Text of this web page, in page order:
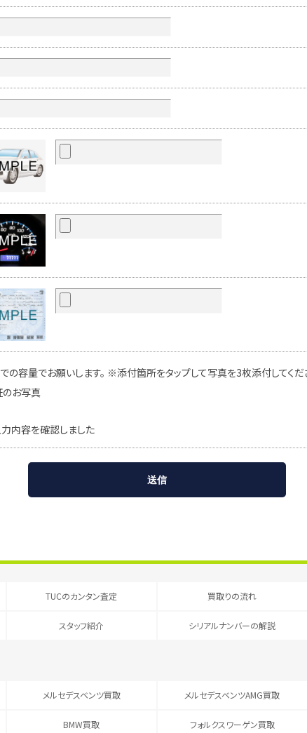
容量でお願いします。 ※添付箇所をタップして写真を3枚添付してく
お写真
内容を確認しました
TUCのカンタン査定 買取りの流れ
スタッフ紹介 シリアルナンバーの解説
メルセデスベンツ買取 メルセデスベンツAMG買取
BMW買取 フォルクスワーゲン買取